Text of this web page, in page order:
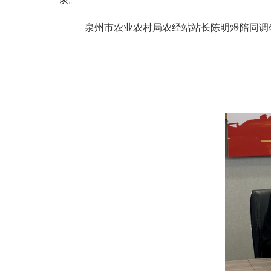
泉州市农业农村局农经站站长陈明煜陪同调